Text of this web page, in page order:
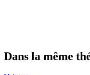
Dans la même